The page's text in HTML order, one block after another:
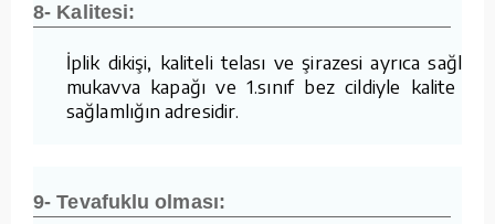
8- Kalitesi:
İplik dikişi, kaliteli telası ve şirazesi ayrıca sağlam
mukavva kapağı ve 1.sınıf bez cildiyle kalite ve
sağlamlığın adresidir.
9- Tevafuklu olması: